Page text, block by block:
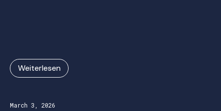
Weiterlesen
March 3, 2026